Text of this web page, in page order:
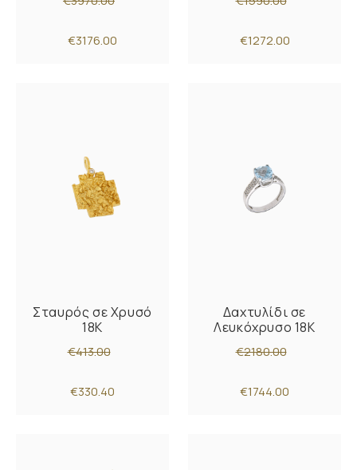
€3176.00 €1272.00
Σταυρός σε Χρυσό
18K
€413.00
€330.40
Δαχτυλίδι σε
Λευκόχρυσο 18K
€2180.00
€1744.00